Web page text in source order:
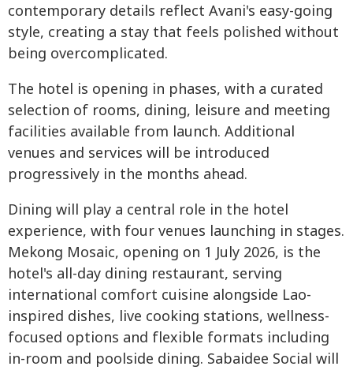
contemporary details reflect Avani's easy-going
style, creating a stay that feels polished without
being overcomplicated.
The hotel is opening in phases, with a curated
selection of rooms, dining, leisure and meeting
facilities available from launch. Additional
venues and services will be introduced
progressively in the months ahead.
Dining will play a central role in the hotel
experience, with four venues launching in stages.
Mekong Mosaic, opening on 1 July 2026, is the
hotel's all-day dining restaurant, serving
international comfort cuisine alongside Lao-
inspired dishes, live cooking stations, wellness-
focused options and flexible formats including
in-room and poolside dining. Sabaidee Social will